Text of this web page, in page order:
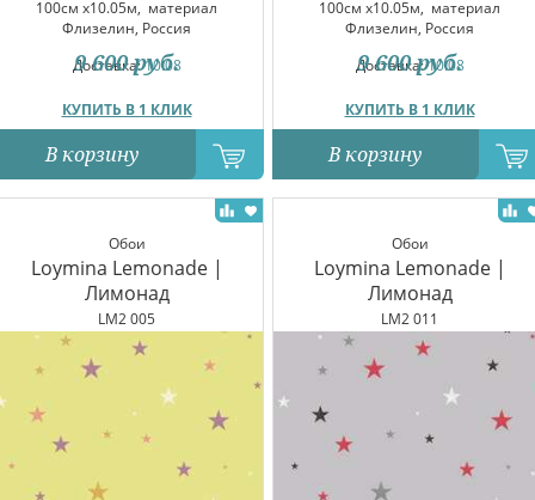
100см x10.05м, материал
Флизелин, Россия
Доставка:10.08
КУПИТЬ В 1 КЛИК
9 600 руб.
В корзину
100см x10.05м, материал
Флизелин, Россия
Доставка:10.08
КУПИТЬ В 1 КЛИК
9 600 руб.
В корзину
Обои
Loymina Lemonade |
Лимонад
LM2 005
Обои
Loymina Lemonade |
Лимонад
LM2 011